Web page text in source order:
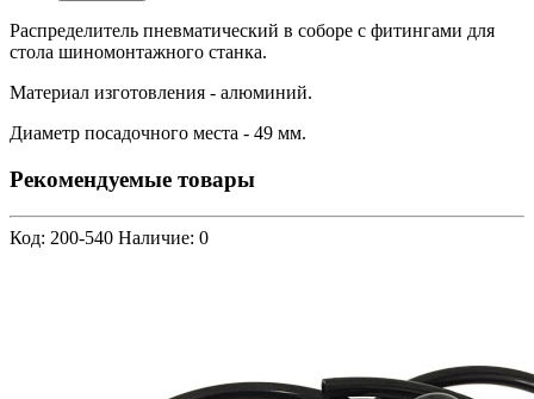
Распределитель пневматический в соборе с фитингами для
стола шиномонтажного станка.
Материал изготовления - алюминий.
Диаметр посадочного места - 49 мм.
Рекомендуемые товары
Код: 200-540 Наличие: 0